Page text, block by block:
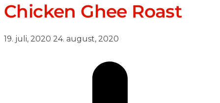
Chicken Ghee Roast
19. juli, 2020 24. august, 2020